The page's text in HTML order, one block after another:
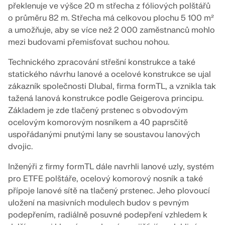
RWIND 3
CFD software pro digitální větrné tunely
Dlubal API
Vaše brána do parametrického modelování a
automatizace
Objevte API
ZÍSKEJTE PODPORU
ZÍSKAT BEZPLATNOU LICENCI
SPOJTE SE S PODPOROU
novou úroveň.
PROHLÉDNĚTE SI AKTUÁLNÍ NABÍDKY PRÁCE
překlenuje ve výšce 20 m střecha z fóliových polštářů
o průměru 82 m. Střecha má celkovou plochu 5 100 m²
a umožňuje, aby se více než 2 000 zaměstnanců mohlo
mezi budovami přemisťovat suchou nohou.
Technického zpracování střešní konstrukce a také
statického návrhu lanové a ocelové konstrukce se ujal
zákazník společnosti Dlubal, firma formTL, a vznikla tak
tažená lanová konstrukce podle Geigerova principu.
Základem je zde tlačený prstenec s obvodovým
ocelovým komorovým nosníkem a 40 paprsčitě
uspořádanými pnutými lany se soustavou lanových
dvojic.
Inženýři z firmy formTL dále navrhli lanové uzly, systém
pro ETFE polštáře, ocelový komorový nosník a také
přípoje lanové sítě na tlačený prstenec. Jeho plovoucí
uložení na masivních modulech budov s pevným
podepřením, radiálně posuvné podepření vzhledem k